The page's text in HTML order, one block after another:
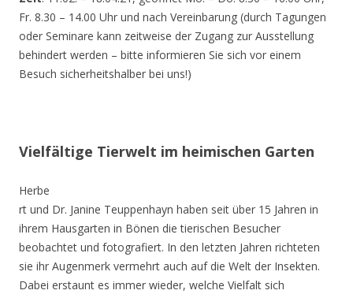
Fr. 8.30 – 14.00 Uhr und nach Vereinbarung (durch Tagungen
oder Seminare kann zeitweise der Zugang zur Ausstellung
behindert werden – bitte informieren Sie sich vor einem
Besuch sicherheitshalber bei uns!)
Vielfältige Tierwelt im heimischen Garten
Herbe
rt und Dr. Janine Teuppenhayn haben seit über 15 Jahren in
ihrem Hausgarten in Bönen die tierischen Besucher
beobachtet und fotografiert. In den letzten Jahren richteten
sie ihr Augenmerk vermehrt auch auf die Welt der Insekten.
Dabei erstaunt es immer wieder, welche Vielfalt sich